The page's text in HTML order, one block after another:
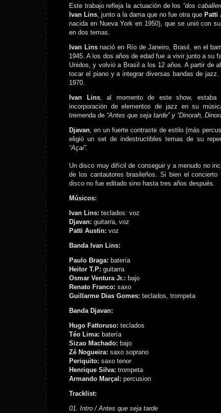
Este trabajo refleja la actuación de los “dos
Ivan Lins, junto a la dama que no fue otra que Patti
nacida en Nueva York en 1950), que se unió con
en dos temas.
Ivan Linsnació en Río de Janeiro, Brasil, en el
1945. A los dos años de edad fue a vivir junto a su
Unidos, y volvió a Brasil a los 12 años. A partir de
tocar el piano y a integrar diversas bandas de
1970.
Ivan Lins, al momento de este show, estaba
incorporación de elementos de jazz en su
tremenda de “Antes que seja tarde” y “Dinorah,
Djavan, en un fuerte contraste de estilo (más
eligió un set de indestructibles temas de su
“Açai”.
Un disco muy difícil de conseguir y a menudo no
de los cantautores brasileños. Si bien el concierto
disco no fue editado sino hasta tres años después.
Músicos:
Ivan Lins: teclados: voz
Djavan: guitarra, voz
Patti Austin: voz
Banda Ivan Lins:
Paulo Braga: batería
Heitor T.P: guitarra
Osmar Ventura Jr.: bajo
Renato Franco: saxo
Guillarme Dias Gomes: teclados, trompeta
Banda Djavan:
Hugo Fattoruso: teclados
Téo Lima: batería
Sizao Machado: bajo
Zé Nogueira: saxo soprano
Periquito: saxo tenor
Henrique Silva: trompeta
Armando Marçal: percusion
Tracklist:
01. Intro / Antes que seja tarde